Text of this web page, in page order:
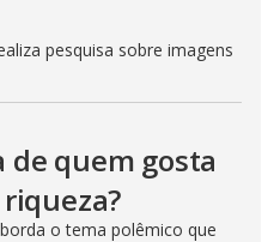
pesquisa sobre imagens
de quem gosta
o tema polêmico que